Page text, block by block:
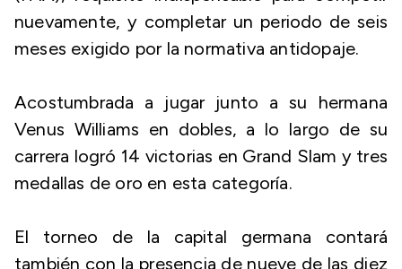
nuevamente, y completar un periodo de seis
meses exigido por la normativa antidopaje.
Acostumbrada a jugar junto a su hermana
Venus Williams en dobles, a lo largo de su
carrera logró 14 victorias en Grand Slam y tres
medallas de oro en esta categoría.
El torneo de la capital germana contará
también con la presencia de nueve de las diez